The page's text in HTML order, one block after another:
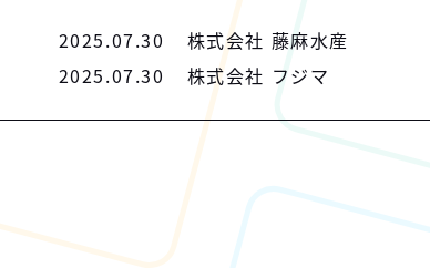
2025.07.30
株式会社 藤麻水産
2025.07.30
株式会社 フジマ